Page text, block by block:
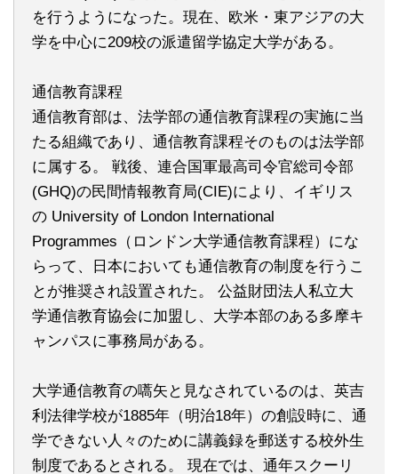
を行うようになった。現在、欧米・東アジアの大
学を中心に209校の派遣留学協定大学がある。
通信教育課程
通信教育部は、法学部の通信教育課程の実施に当
たる組織であり、通信教育課程そのものは法学部
に属する。 戦後、連合国軍最高司令官総司令部
(GHQ)の民間情報教育局(CIE)により、イギリス
の University of London International
Programmes（ロンドン大学通信教育課程）にな
らって、日本においても通信教育の制度を行うこ
とが推奨され設置された。 公益財団法人私立大
学通信教育協会に加盟し、大学本部のある多摩キ
ャンパスに事務局がある。
大学通信教育の嚆矢と見なされているのは、英吉
利法律学校が1885年（明治18年）の創設時に、通
学できない人々のために講義録を郵送する校外生
制度であるとされる。 現在では、通年スクーリ